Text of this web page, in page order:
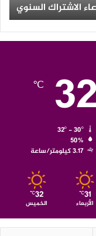
الاشتراك السنوي
32
℃
50%
3.17 كيلومتر/ساعة
31
℃
الأربعاء
32
℃
الخميس